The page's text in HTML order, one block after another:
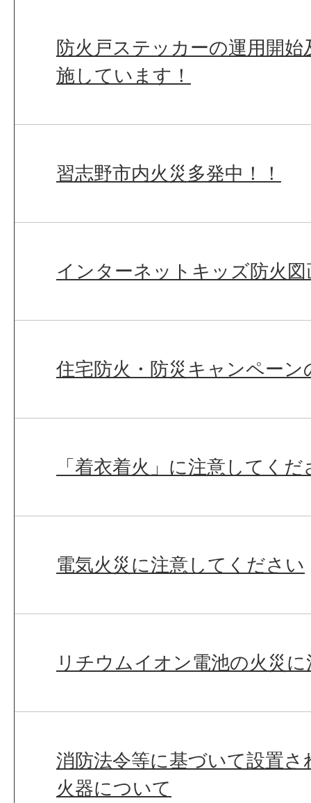
防火戸ステッカーの運用開
施しています！
習志野市内火災多発中！！
インターネットキッズ防火図
住宅防火・防災キャンペー
「着衣着火」に注意してくだ
電気火災に注意してください
リチウムイオン電池の火災
消防法令等に基づいて設置
火器について